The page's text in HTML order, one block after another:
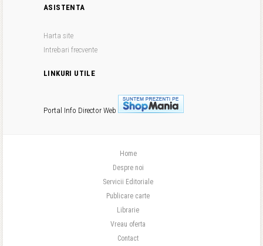
ASISTENTA
Harta site
Intrebari frecvente
LINKURI UTILE
Portal Info Director Web
Home
Despre noi
Servicii Editoriale
Publicare carte
Librarie
Vreau oferta
Contact